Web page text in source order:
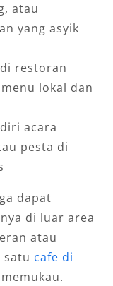
atau
yang asyik
restoran
lokal dan
acara
pesta di
dapat
di luar area
atau
cafe di